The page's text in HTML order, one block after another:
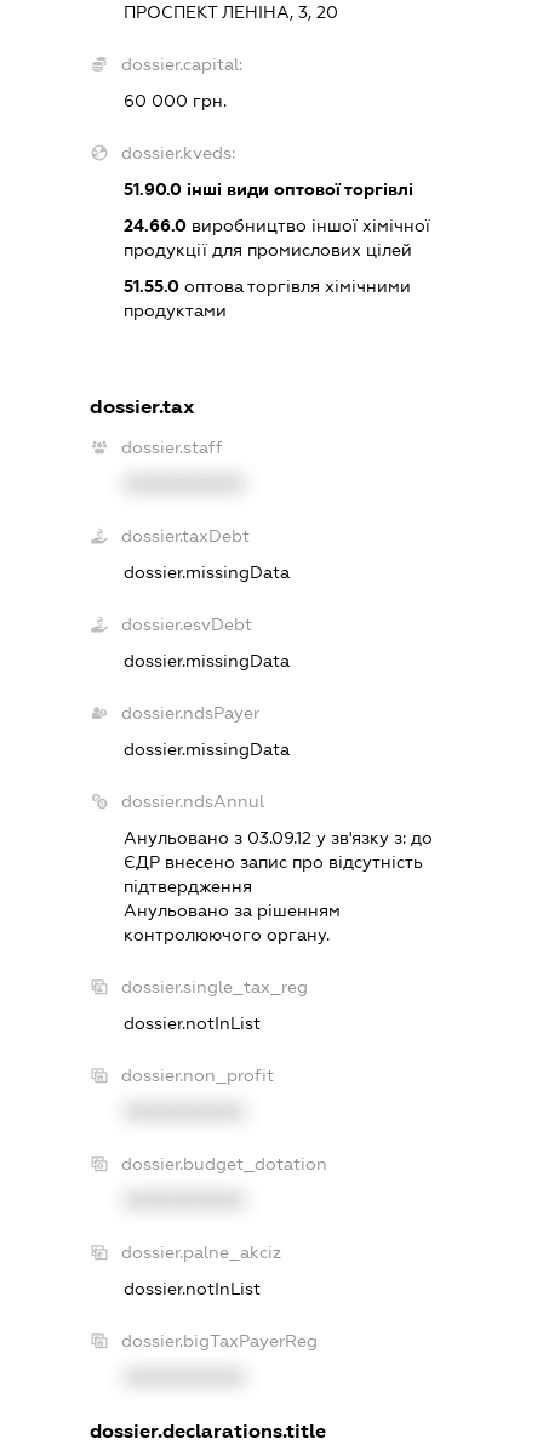
ПРОСПЕКТ ЛЕНІНА, 3, 20
dossier.capital:
60 000 грн.
dossier.kveds:
51.90.0 інші види оптової торгівлі
24.66.0 виробництво іншої хімічної
продукції для промислових цілей
51.55.0 оптова торгівля хімічними
продуктами
dossier.tax
dossier.staff
dossier.taxDebt
dossier.missingData
dossier.esvDebt
dossier.missingData
dossier.ndsPayer
dossier.missingData
dossier.ndsAnnul
Анульовано з 03.09.12 у зв'язку з:до
ЄДР внесено запис про вiдсутнiсть
пiдтвердження
Анульовано за рiшенням
контролюючого органу.
dossier.single_tax_reg
dossier.notInList
dossier.non_profit
dossier.budget_dotation
dossier.palne_akciz
dossier.notInList
dossier.bigTaxPayerReg
dossier.declarations.title